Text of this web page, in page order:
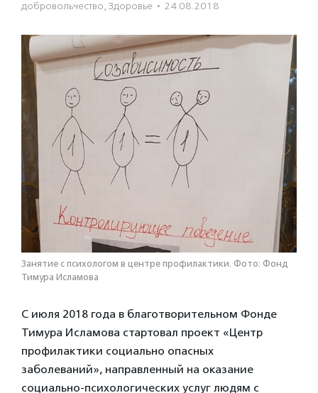
доброволь­чест­во, Здоровье · 24.08.2018
Занятие с психологом в центре профилактики. Фото: Фонд
Тимура Исламова
С июля 2018 года в благотворительном Фонде
Тимура Исламова стартовал проект «Центр
профилактики социально опасных
заболеваний», направленный на оказание
социально-психологических услуг людям с